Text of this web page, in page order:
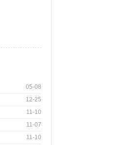
05-08
12-25
11-10
11-07
11-10